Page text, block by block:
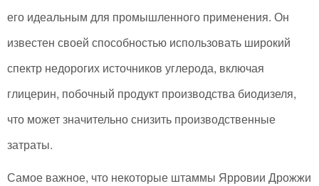
его идеальным для промышленного применения. Он
известен своей способностью использовать широкий
спектр недорогих источников углерода, включая
глицерин, побочный продукт производства биодизеля,
что может значительно снизить производственные
затраты.
Самое важное, что некоторые штаммы Ярровии Дрожжи